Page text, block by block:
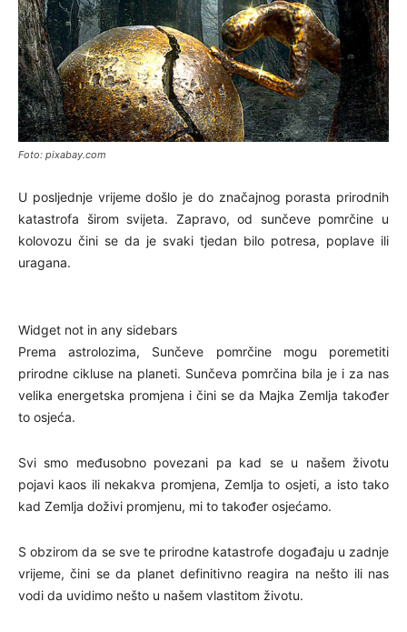
Foto: pixabay.com
U posljednje vrijeme došlo je do značajnog porasta prirodnih
katastrofa širom svijeta. Zapravo, od sunčeve pomrčine u
kolovozu čini se da je svaki tjedan bilo potresa, poplave ili
uragana.
Widget not in any sidebars
Prema astrolozima, Sunčeve pomrčine mogu poremetiti
prirodne cikluse na planeti. Sunčeva pomrčina bila je i za nas
velika energetska promjena i čini se da Majka Zemlja također
to osjeća.
Svi smo međusobno povezani pa kad se u našem životu
pojavi kaos ili nekakva promjena, Zemlja to osjeti, a isto tako
kad Zemlja doživi promjenu, mi to također osjećamo.
S obzirom da se sve te prirodne katastrofe događaju u zadnje
vrijeme, čini se da planet definitivno reagira na nešto ili nas
vodi da uvidimo nešto u našem vlastitom životu.